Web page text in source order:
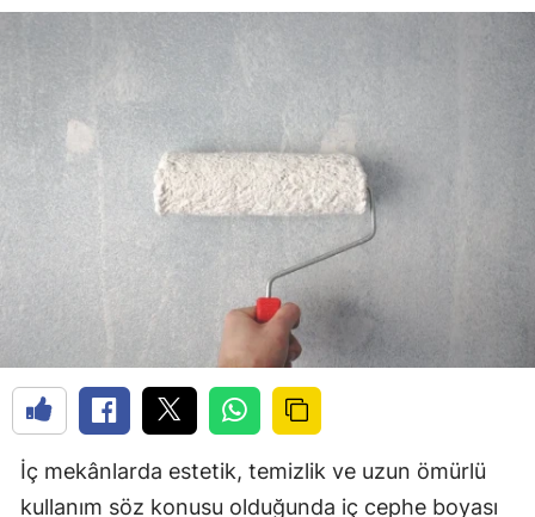
İç mekânlarda estetik, temizlik ve uzun ömürlü
kullanım söz konusu olduğunda iç cephe boyası